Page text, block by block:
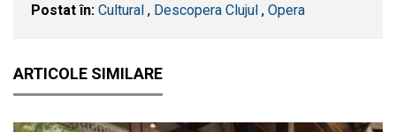
Postat în: Cultural , Descopera Clujul , Opera
ARTICOLE SIMILARE